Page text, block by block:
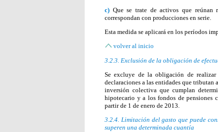
c) Que se trate de activos que
correspondan con producciones en serie.
Esta medida se aplicará en los períodos
volver al inicio
3.2.3. Exclusión de la obligación de
Se excluye de la obligación de realizar
declaraciones a las entidades que
inversión colectiva que cumplan
hipotecario y a los fondos de pensiones
partir de 1 de enero de 2013.
3.2.4. Limitación del gasto que puede
superen una determinada cuantía